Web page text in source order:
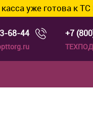
уже готова к ТС
68-44 +7